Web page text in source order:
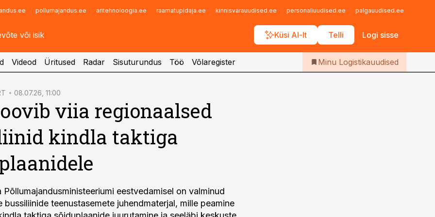
pollumajandus.ee aritehnoloogia.ee raamatupidaja.ee kinnisvarauudised.ee personaliuudised.ee palgauudised.ee
Küsi AI-lt Telli Logi sisse
Infopank
Iseteenindus
Telli Logistikauudised
Videod Üritused Radar Sisuturundus Töö Võlaregister Minu Logistikauudised
08.07.26, 11:00
viia regionaalsed
kindla taktiga
Põllumajandusministeeriumi eestvedamisel on valminud
bussiliinide teenustasemete juhendmaterjal, mille peamine